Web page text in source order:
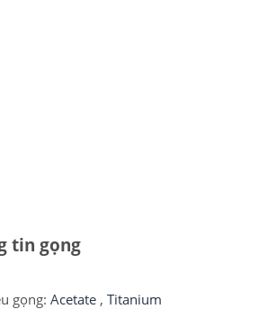
tin gọng
gọng: Acetate , Titanium